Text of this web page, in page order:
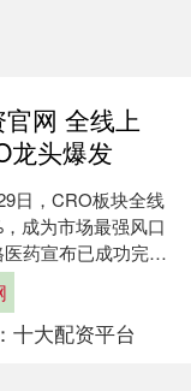
网 全线上
龙头爆发
日，CRO板块全线
成为市场最强风口
药宣布已成功完成
的收购，此次收
十大配资平台